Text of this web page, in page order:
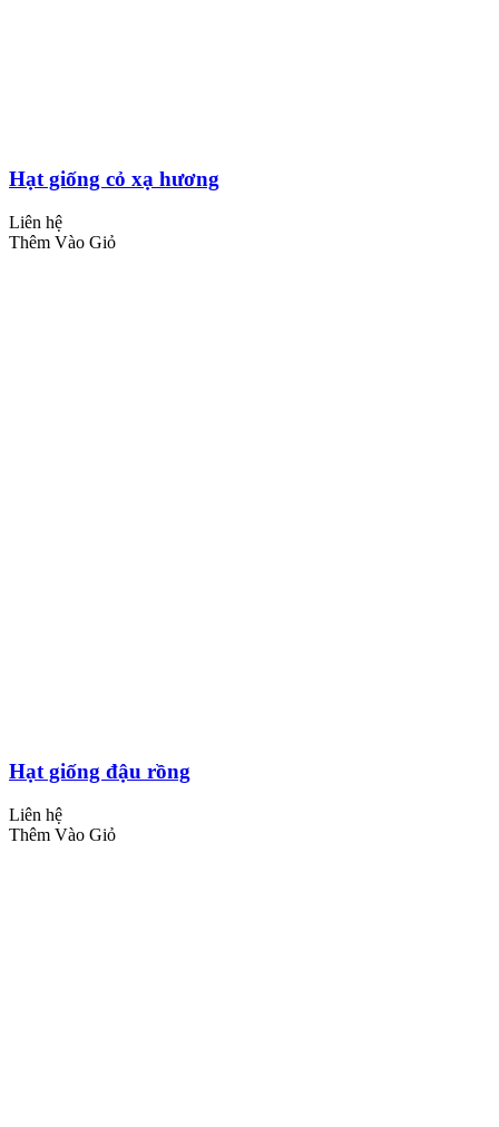
Hạt giống cỏ xạ hương
Liên hệ
Thêm Vào Giỏ
Hạt giống đậu rồng
Liên hệ
Thêm Vào Giỏ